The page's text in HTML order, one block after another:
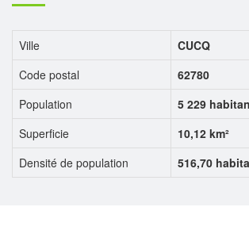
Ville
CUCQ
Code postal
62780
Population
5 229
Superficie
10,12 km²
Densité de population
516,70